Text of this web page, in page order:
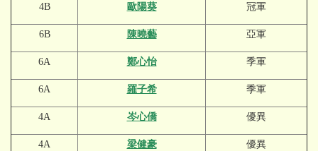
4B 歐陽葵 冠軍
6B 陳曉藝 亞軍
6A 鄭心怡 季軍
6A 羅子希 季軍
4A 岑心僑 優異
4A 梁健豪 優異